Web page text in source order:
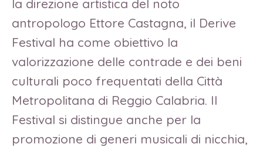
la direzione artistica del noto
antropologo Ettore Castagna, il Derive
Festival ha come obiettivo la
valorizzazione delle contrade e dei beni
culturali poco frequentati della Città
Metropolitana di Reggio Calabria. Il
Festival si distingue anche per la
promozione di generi musicali di nicchia,